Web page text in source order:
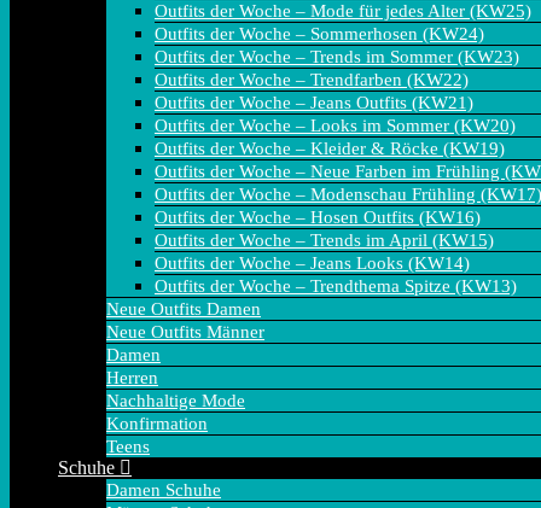
Outfits der Woche – Mode für jedes Alter (KW25)
Outfits der Woche – Sommerhosen (KW24)
Outfits der Woche – Trends im Sommer (KW23)
Outfits der Woche – Trendfarben (KW22)
Outfits der Woche – Jeans Outfits (KW21)
Outfits der Woche – Looks im Sommer (KW20)
Outfits der Woche – Kleider & Röcke (KW19)
Outfits der Woche – Neue Farben im Frühling
Outfits der Woche – Modenschau Frühling (KW17)
Outfits der Woche – Hosen Outfits (KW16)
Outfits der Woche – Trends im April (KW15)
Outfits der Woche – Jeans Looks (KW14)
Outfits der Woche – Trendthema Spitze (KW13)
Neue Outfits Damen
Neue Outfits Männer
Damen
Herren
Nachhaltige Mode
Konfirmation
Teens
Schuhe
Damen Schuhe